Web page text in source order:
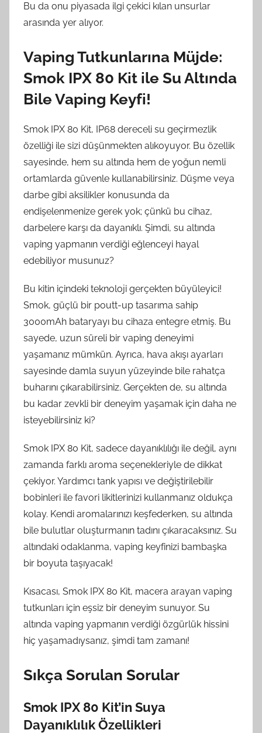
Bu da onu piyasada ilgi çekici kılan unsurlar
arasında yer alıyor.
Vaping Tutkunlarına Müjde:
Smok IPX 80 Kit ile Su Altında
Bile Vaping Keyfi!
Smok IPX 80 Kit, IP68 dereceli su geçirmezlik
özelliği ile sizi düşünmekten alıkoyuyor. Bu özellik
sayesinde, hem su altında hem de yoğun nemli
ortamlarda güvenle kullanabilirsiniz. Düşme veya
darbe gibi aksilikler konusunda da
endişelenmenize gerek yok; çünkü bu cihaz,
darbelere karşı da dayanıklı. Şimdi, su altında
vaping yapmanın verdiği eğlenceyi hayal
edebiliyor musunuz?
Bu kitin içindeki teknoloji gerçekten büyüleyici!
Smok, güçlü bir poutt-up tasarıma sahip
3000mAh bataryayı bu cihaza entegre etmiş. Bu
sayede, uzun süreli bir vaping deneyimi
yaşamanız mümkün. Ayrıca, hava akışı ayarları
sayesinde damla suyun yüzeyinde bile rahatça
buharını çıkarabilirsiniz. Gerçekten de, su altında
bu kadar zevkli bir deneyim yaşamak için daha ne
isteyebilirsiniz ki?
Smok IPX 80 Kit, sadece dayanıklılığı ile değil, aynı
zamanda farklı aroma seçenekleriyle de dikkat
çekiyor. Yardımcı tank yapısı ve değiştirilebilir
bobinleri ile favori likitlerinizi kullanmanız oldukça
kolay. Kendi aromalarınızı keşfederken, su altında
bile bulutlar oluşturmanın tadını çıkaracaksınız. Su
altındaki odaklanma, vaping keyfinizi bambaşka
bir boyuta taşıyacak!
Kısacası, Smok IPX 80 Kit, macera arayan vaping
tutkunları için eşsiz bir deneyim sunuyor. Su
altında vaping yapmanın verdiği özgürlük hissini
hiç yaşamadıysanız, şimdi tam zamanı!
Sıkça Sorulan Sorular
Smok IPX 80 Kit’in Suya
Dayanıklılık Özellikleri